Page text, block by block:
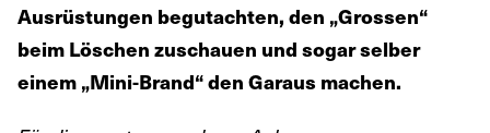
Ausrüstungen begutachten, den „Grossen“
beim Löschen zuschauen und sogar selber
einem „Mini-Brand“ den Garaus machen.